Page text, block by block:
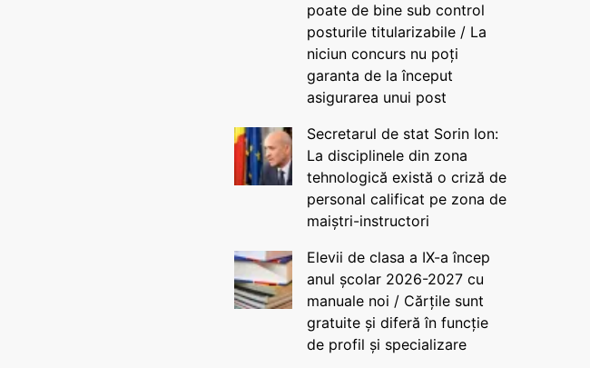
poate de bine sub control
posturile titularizabile / La
niciun concurs nu poți
garanta de la început
asigurarea unui post
Secretarul de stat Sorin Ion:
La disciplinele din zona
tehnologică există o criză de
personal calificat pe zona de
maiștri-instructori
Elevii de clasa a IX-a încep
anul școlar 2026-2027 cu
manuale noi / Cărțile sunt
gratuite și diferă în funcție
de profil și specializare